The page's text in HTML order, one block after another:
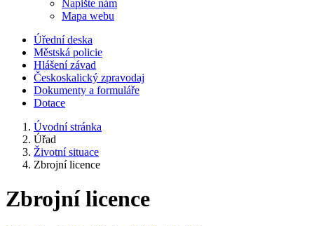
Napište nám
Mapa webu
Úřední deska
Městská policie
Hlášení závad
Českoskalický zpravodaj
Dokumenty a formuláře
Dotace
Úvodní stránka
Úřad
Životní situace
Zbrojní licence
Zbrojní licence